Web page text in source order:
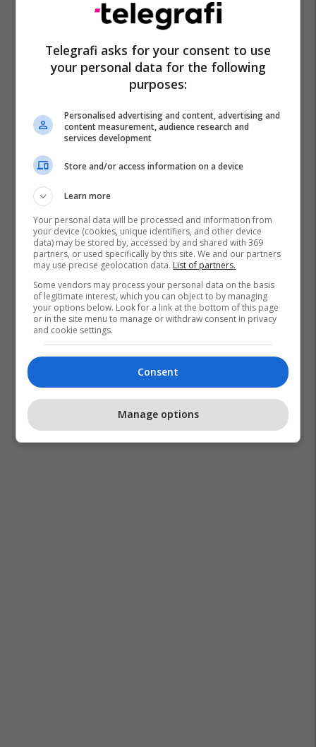
Tenis French Open
Dominic Thiem
Novak Djokovic
Telegrafi asks for your consent to use
your personal data for the following
purposes:
Personalised advertising and content, advertising and
content measurement, audience research and
services development
Store and/or access information on a device
Learn more
Your personal data will be processed and information from
your device (cookies, unique identifiers, and other device
data) may be stored by, accessed by and shared with 369
partners, or used specifically by this site. We and our partners
may use precise geolocation data. List of partners.
Some vendors may process your personal data on the basis
of legitimate interest, which you can object to by managing
your options below. Look for a link at the bottom of this page
or in the site menu to manage or withdraw consent in privacy
and cookie settings.
Consent
Manage options